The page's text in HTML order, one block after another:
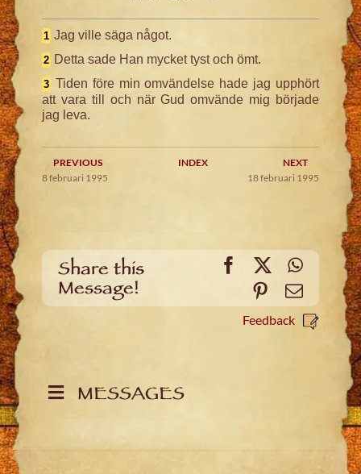
1 Jag ville säga något.
2 Detta sade Han mycket tyst och ömt.
3 Tiden före min omvändelse hade jag upphört
att vara till och när Gud omvände mig började
jag leva.
PREVIOUS INDEX
NEXT
8 februari 1995
18 februari 1995
Share this
Message!
Facebook
X
PinterestEmail
Feedback
MESSAGES